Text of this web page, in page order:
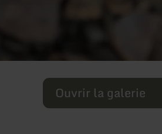
Ouvrir la galerie